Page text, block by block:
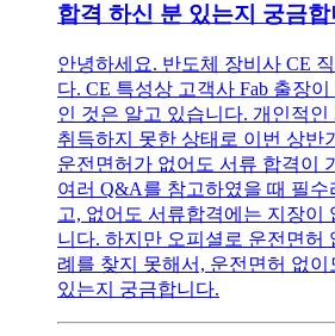
합격 하신 분 있는지 궁금합
안녕하세요. 반도체 장비사 CE
다. CE 특성상 고객사 Fab 출장
인 것은 알고 있습니다. 개인적
취득하지 못한 상태로 이번 상반
운전면허가 없어도 서류 합격이
여러 Q&A를 참고하였을 때 필수
고, 없어도 서류합격에는 지장이
니다. 하지만 오피셜로 운전면허
례를 찾지 못해서, 운전면허 없이
있는지 궁금합니다.